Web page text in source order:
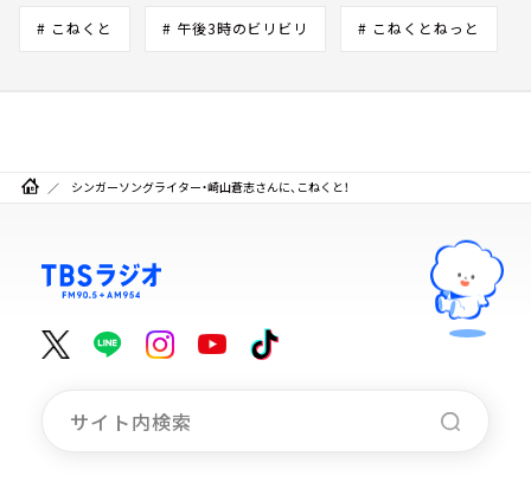
# こねくと # 午後3時のビリビリ # こねくとねっと
シンガーソングライター・崎山蒼志さんに、こねくと！